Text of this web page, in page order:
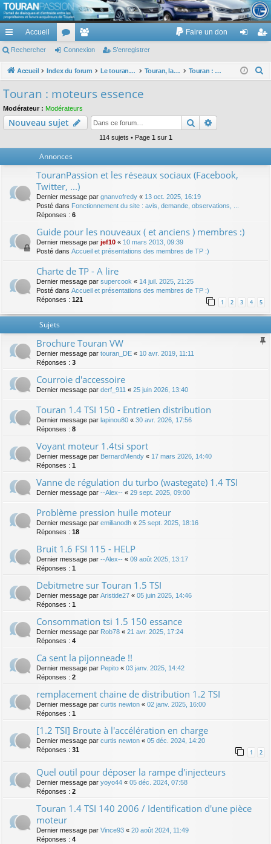
TouranPassion
Le forum des propriétaires ou futurs acquéreurs du Volkswagen Touran
cc
ès
pi
de
Accueil
or
u
e
m
Faire un don
ne nr
Rechercher Connexion S’enregistrer
Accueil Index du forum Le touran dans ses versions I (V1 V2 V3) et II ... Touran, la mécanique : moteurs, boites, transmissions, freins, direction, roues Touran : moteurs essence
c
Touran : moteurs essence
Modérateur : Modérateurs
Nouveau sujet Rechercher
114 sujets • Page 1 sur 1
Annonces
TouranPassion et les réseaux sociaux (Facebook,
Twitter, ...)
Dernier message par gnanvofredy « 13 oct. 2025, 16:19
Posté dans Fonctionnement du site : avis, demande, observations, ...
Réponses : 6
Guide pour les nouveaux ( et anciens ) membres :)
Dernier message par jef10 « 10 mars 2013, 09:39
Posté dans Accueil et présentations des membres de TP :)
Charte de TP - A lire
Dernier message par supercook « 14 juil. 2025, 21:25
Posté dans Accueil et présentations des membres de TP :)
Réponses : 121 1 2 3 4 5
Sujets
Brochure Touran VW
Dernier message par touran_DE « 10 avr. 2019, 11:11
Réponses : 3
Courroie d'accessoire
Dernier message par derf_911 « 25 juin 2026, 13:40
Touran 1.4 TSI 150 - Entretien distribution
Dernier message par lapinou80 « 30 avr. 2026, 17:56
Réponses : 8
Voyant moteur 1.4tsi sport
Dernier message par BernardMendy « 17 mars 2026, 14:40
Réponses : 1
Vanne de régulation du turbo (wastegate) 1.4 TSI
Dernier message par --Alex-- « 29 sept. 2025, 09:00
Problème pression huile moteur
Dernier message par emilianodh « 25 sept. 2025, 18:16
Réponses : 18
Bruit 1.6 FSI 115 - HELP
Dernier message par --Alex-- « 09 août 2025, 13:17
Réponses : 1
Debitmetre sur Touran 1.5 TSI
Dernier message par Aristide27 « 05 juin 2025, 14:46
Réponses : 1
Consommation tsi 1.5 150 essance
Dernier message par Rob78 « 21 avr. 2025, 17:24
Réponses : 4
Ca sent la pijonneade !!
Dernier message par Pepito « 03 janv. 2025, 14:42
Réponses : 2
remplacement chaine de distribution 1.2 TSI
Dernier message par curtis newton « 02 janv. 2025, 16:00
Réponses : 1
[1.2 TSI] Broute à l'accélération en charge
Dernier message par curtis newton « 05 déc. 2024, 14:20
Réponses : 31 1 2
Quel outil pour déposer la rampe d'injecteurs
Dernier message par yoyo44 « 05 déc. 2024, 07:58
Réponses : 2
Touran 1.4 TSI 140 2006 / Identification d'une pièce
moteur
Dernier message par Vince93 « 20 août 2024, 11:49
Réponses : 4